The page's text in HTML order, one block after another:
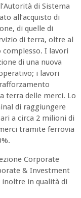
di Sistema
all’acquisto di
di quelle di
di terra, oltre al
I lavori
di una nuova
i lavori
terra delle merci. Lo
di raggiungere
a circa 2 milioni di
tramite ferrovia
Corporate
& Investment
inoltre in qualità di